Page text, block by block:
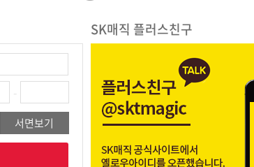
-
서면보기
SK매직 플러스친구